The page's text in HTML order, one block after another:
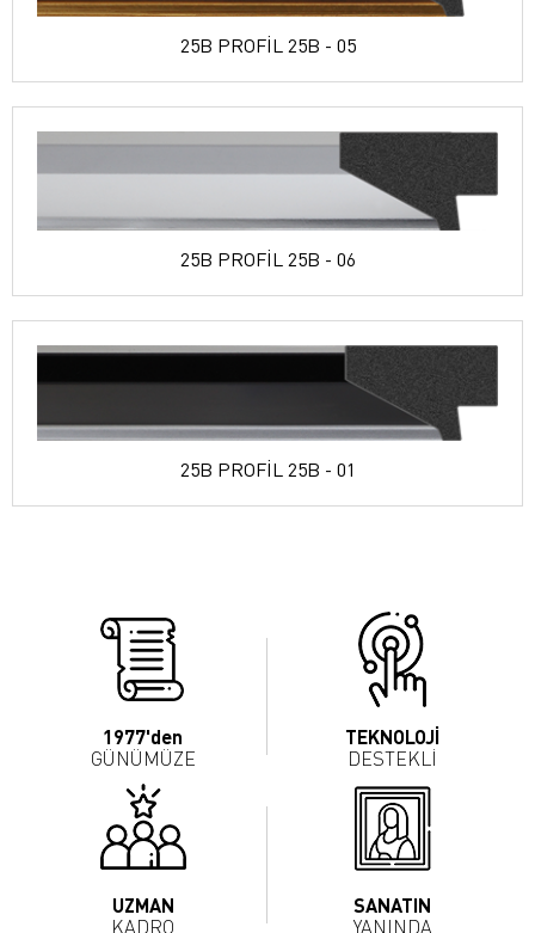
25B PROFİL 25B - 05
25B PROFİL 25B - 06
25B PROFİL 25B - 01
1977'den
GÜNÜMÜZE
TEKNOLOJİ
DESTEKLİ
UZMAN
KADRO
SANATIN
YANINDA